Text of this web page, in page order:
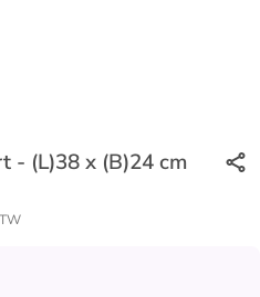
- (L)38 x (B)24 cm